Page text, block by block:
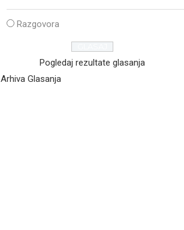
Razgovora
Pogledaj rezultate glasanja
Arhiva Glasanja